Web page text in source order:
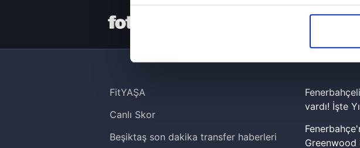
içerikleri sunabilmek adına elimizden gelen çabayı
Her halükârda, kullanıcılar, bu çerezlere izin
Sizlere daha iyi bir hizmet sunabilmek için İnternet
çerezler vasıtasıyla çeşitli kişisel verileriniz
amacıyla kullanılmaktadır. Diğer çerezler, sitemizin
reklam/pazarlama faaliyetlerinin yapılması, amaçlarıyla
FitYAŞA
Canlı Skor
Beşiktaş son dakika transfer haberleri
vardı! İşte